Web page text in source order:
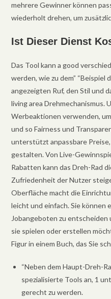
mehrere Gewinner können
wiederholt drehen, um
Ist Dieser Dienst
Das Tool kann a good
werden, wie zu dem” “Beispiel
angezeigten Ruf, den Stil und
living area Drehmechanismus.
Werbeaktionen verwenden,
und so Fairness und
unterstützt anpassbare
gestalten. Von Live-
Rabatten kann das Dreh-Rad
Zufriedenheit der Nutzer
Oberfläche macht die
leicht und einfach. Sie können
Jobangeboten zu entscheiden
sie spielen oder erstellen
Figur in einem Buch, das Sie
“Neben dem Haupt-Dreh-
spezialisierte Tools an, 1
gerecht zu werden.